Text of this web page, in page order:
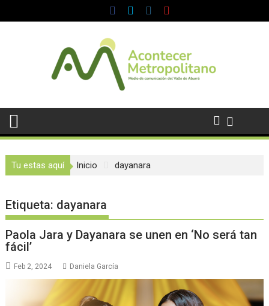
al
Tu estas aquí Inicio dayanara
Etiqueta: dayanara
Paola Jara y Dayanara se unen en ‘No será tan
fácil’
Feb 2, 2024 Daniela García